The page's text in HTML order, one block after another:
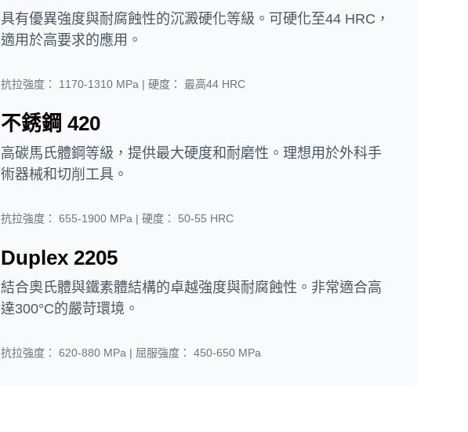
具有優異強度與耐腐蝕性的沉澱硬化等級。可硬化至44 HRC，
適用於高要求的應用。
抗拉強度： 1170-1310 MPa | 硬度： 最高44 HRC
不銹鋼 420
高碳馬氏體鋼等級，提供最大硬度和耐磨性。理想用於外科手
術器械和切削工具。
抗拉強度： 655-1900 MPa | 硬度： 50-55 HRC
Duplex 2205
結合奧氏體與鐵素體結構的卓越強度與耐腐蝕性。非常適合高
達300°C的嚴苛環境。
抗拉強度： 620-880 MPa | 屈服強度： 450-650 MPa